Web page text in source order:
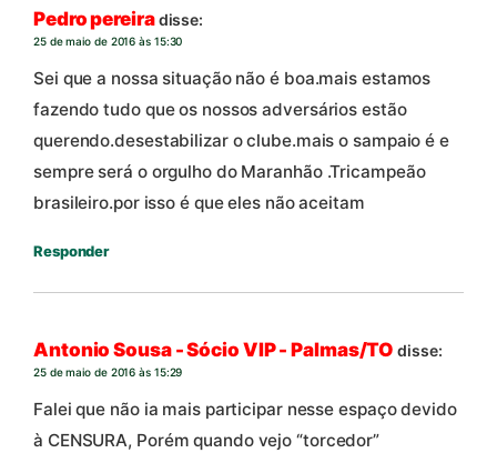
Pedro pereiradisse:
25 de maio de 2016 às 15:30
Sei que a nossa situação não é boa.mais estamos
fazendo tudo que os nossos adversários estão
querendo.desestabilizar o clube.mais o sampaio é e
sempre será o orgulho do Maranhão .Tricampeão
brasileiro.por isso é que eles não aceitam
Responder
Antonio Sousa - Sócio VIP - Palmas/TO disse:
25 de maio de 2016 às 15:29
Falei que não ia mais participar nesse espaço devido
à CENSURA, Porém quando vejo “torcedor”